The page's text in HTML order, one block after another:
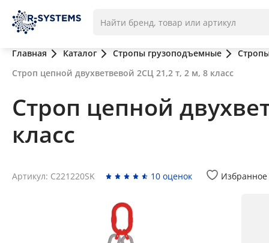
Главная Каталог Стропы грузоподъемные
Строп цепной двухветвевой 2СЦ 21,2 т, 2 м, 8 класс
Строп цепной
класс
Артикул: C221220SK 10 оценок Избранное